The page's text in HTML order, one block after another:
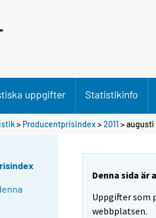
uppgifter Statistikinfo
> Producentprisindex>2011 >augusti
Denna sida är
Uppgifter som
webbplatsen.